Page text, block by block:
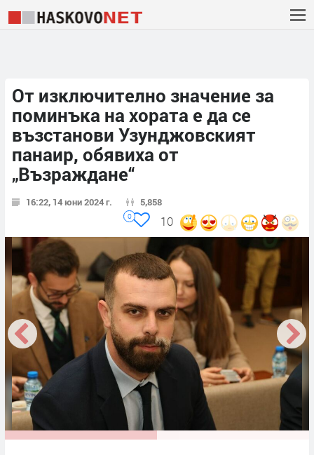
От изключително значение за
поминъка на хората е да се
възстанови Узунджовският
панаир, обявиха от
„Възраждане“
16:22, 14 юни 2024 г. 5,858
10
0